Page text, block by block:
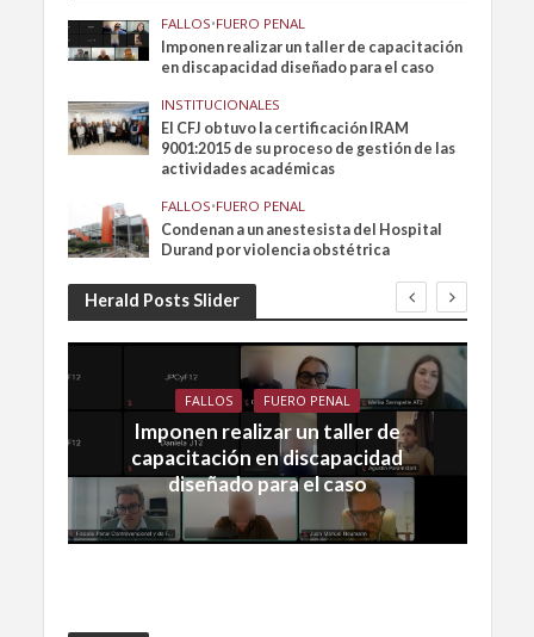
FALLOS•FUERO PENAL
Imponen realizar un taller de capacitación
en discapacidad diseñado para el caso
INSTITUCIONALES
El CFJ obtuvo la certificación IRAM
9001:2015 de su proceso de gestión de las
actividades académicas
FALLOS•FUERO PENAL
Condenan a un anestesista del Hospital
Durand por violencia obstétrica
Herald Posts Slider
FALLOS FUERO PENAL
Imponen realizar un taller de
capacitación en discapacidad
diseñado para el caso